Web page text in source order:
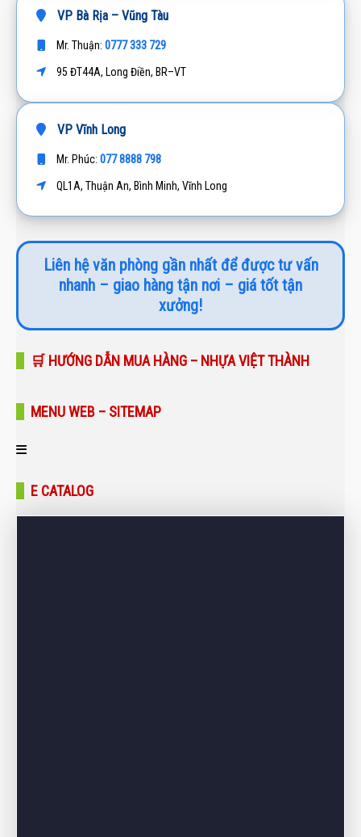
VP Bà Rịa – Vũng Tàu
Mr. Thuận: 0777 333 729
95 ĐT44A, Long Điền, BR–VT
VP Vĩnh Long
Mr. Phúc: 077 8888 798
QL1A, Thuận An, Bình Minh, Vĩnh Long
Liên hệ văn phòng gần nhất để được tư vấn
nhanh – giao hàng tận nơi – giá tốt tận
xưởng!
🛒 HƯỚNG DẪN MUA HÀNG – NHỰA VIỆT THÀNH
MENU WEB – SITEMAP
Trang chủ
E CATALOG